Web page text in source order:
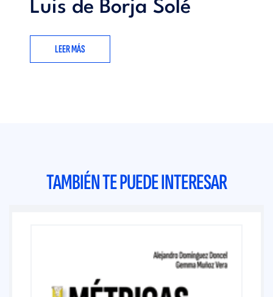
Luis de Borja Solé
LEER MÁS
TAMBIÉN TE PUEDE INTERESAR